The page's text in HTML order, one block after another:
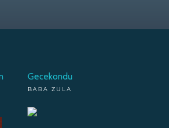
Gecekondu
BABA ZULA